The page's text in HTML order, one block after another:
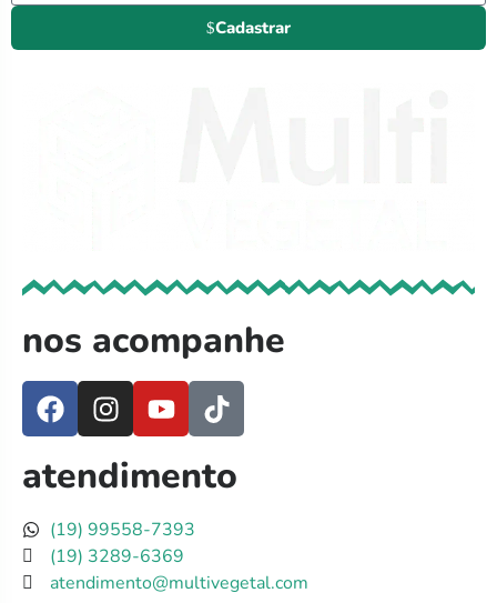
Cadastrar
nos acompanhe
atendimento
(19) 99558-7393
(19) 3289-6369
atendimento@multivegetal.com